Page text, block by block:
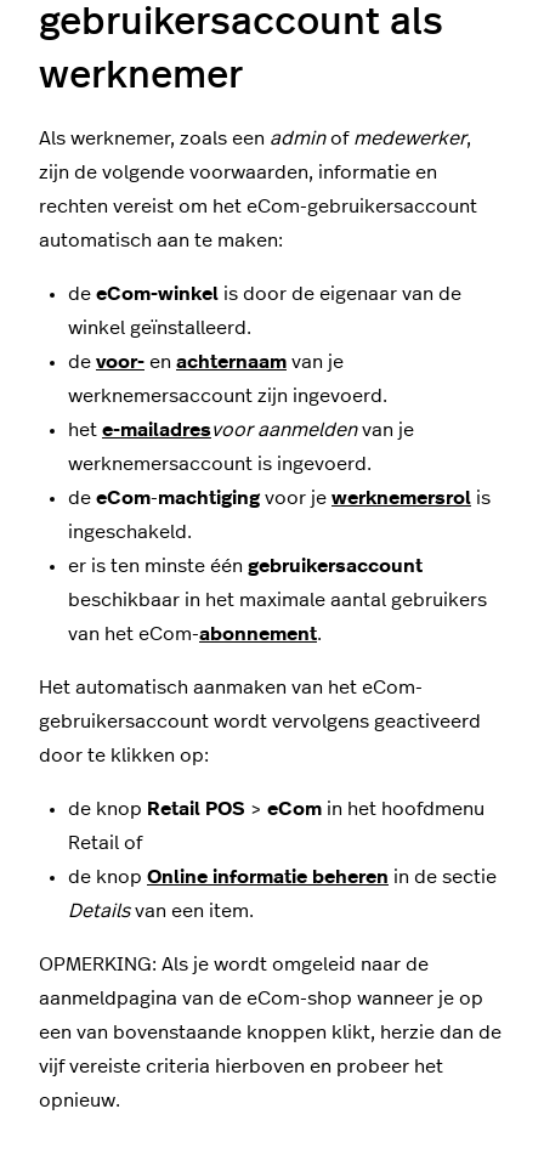
gebruikersaccount als
werknemer
Als werknemer, zoals een adminof medewerker,
zijn de volgende voorwaarden, informatie en
rechten vereist om het eCom-gebruikersaccount
automatisch aan te maken:
de eCom-winkel is door de eigenaar van de
winkel geïnstalleerd.
de voor- en achternaam van je
werknemersaccount zijn ingevoerd.
het e-mailadresvoor aanmeldenvan je
werknemersaccount is ingevoerd.
de eCom-machtigingvoor je werknemersrol is
ingeschakeld.
er is ten minste één gebruikersaccount
beschikbaar in het maximale aantal gebruikers
van het eCom-abonnement.
Het automatisch aanmaken van het eCom-
gebruikersaccount wordt vervolgens geactiveerd
door te klikken op:
de knop Retail POS > eCom in het hoofdmenu
Retail of
de knop Online informatie beheren in de sectie
Detailsvan een item.
OPMERKING: Als je wordt omgeleid naar de
aanmeldpagina van de eCom-shop wanneer je op
een van bovenstaande knoppen klikt, herzie dan de
vijf vereiste criteria hierboven en probeer het
opnieuw.